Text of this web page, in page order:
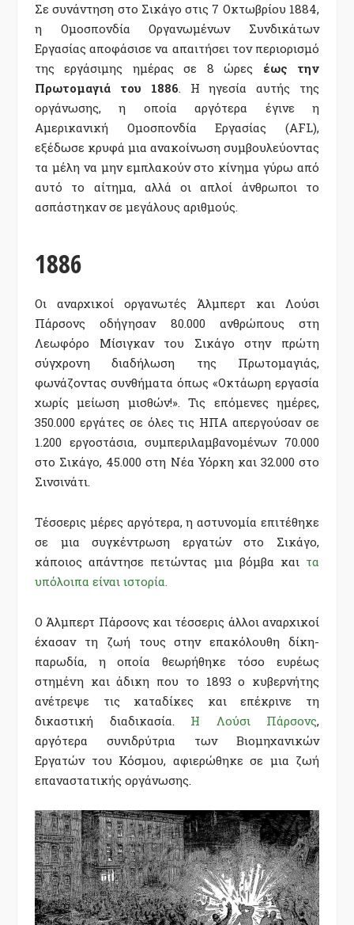
Σε συνάντηση στο Σικάγο στις 7 Οκτωβρίου 1884,
η Ομοσπονδία Οργανωμένων Συνδικάτων
Εργασίας αποφάσισε να απαιτήσει τον περιορισμό
της εργάσιμης ημέρας σε 8 ώρες έως την
Πρωτομαγιά του 1886. Η ηγεσία αυτής της
οργάνωσης, η οποία αργότερα έγινε η
Αμερικανική Ομοσπονδία Εργασίας (AFL),
εξέδωσε κρυφά μια ανακοίνωση συμβουλεύοντας
τα μέλη να μην εμπλακούν στο κίνημα γύρω από
αυτό το αίτημα, αλλά οι απλοί άνθρωποι το
ασπάστηκαν σε μεγάλους αριθμούς.
1886
Οι αναρχικοί οργανωτές Άλμπερτ και Λούσι
Πάρσονς οδήγησαν 80.000 ανθρώπους στη
Λεωφόρο Μίσιγκαν του Σικάγο στην πρώτη
σύγχρονη διαδήλωση της Πρωτομαγιάς,
φωνάζοντας συνθήματα όπως «Οκτάωρη εργασία
χωρίς μείωση μισθών!». Τις επόμενες ημέρες,
350.000 εργάτες σε όλες τις ΗΠΑ απεργούσαν σε
1.200 εργοστάσια, συμπεριλαμβανομένων 70.000
στο Σικάγο, 45.000 στη Νέα Υόρκη και 32.000 στο
Σινσινάτι.
Τέσσερις μέρες αργότερα, η αστυνομία επιτέθηκε
σε μια συγκέντρωση εργατών στο Σικάγο,
κάποιος απάντησε πετώντας μια βόμβα και τα
υπόλοιπα είναι ιστορία.
Ο Άλμπερτ Πάρσονς και τέσσερις άλλοι αναρχικοί
έχασαν τη ζωή τους στην επακόλουθη δίκη-
παρωδία, η οποία θεωρήθηκε τόσο ευρέως
στημένη και άδικη που το 1893 ο κυβερνήτης
ανέτρεψε τις καταδίκες και επέκρινε τη
δικαστική διαδικασία. Η Λούσι Πάρσονς,
αργότερα συνιδρύτρια των Βιομηχανικών
Εργατών του Κόσμου, αφιερώθηκε σε μια ζωή
επαναστατικής οργάνωσης.